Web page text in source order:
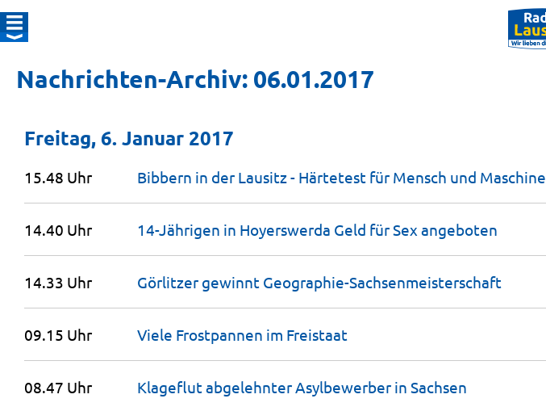
Nachrichten-Archiv: 06.01.2017
Freitag, 6. Januar 2017
15.48 Uhr Bibbern in der Lausitz - Härtetest für Mensch und Maschine
14.40 Uhr 14-Jährigen in Hoyerswerda Geld für Sex angeboten
14.33 Uhr Görlitzer gewinnt Geographie-Sachsenmeis­terschaft
09.15 Uhr Viele Frostpannen im Freistaat
08.47 Uhr Klageflut abgelehnter Asylbewerber in Sachsen